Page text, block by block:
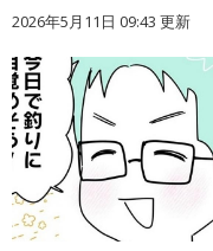
2026年5月11日 09:43 更新